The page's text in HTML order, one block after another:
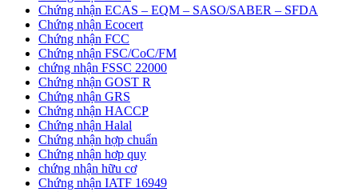
Chứng nhận ECAS – EQM – SASO/SABER – SFDA
Chứng nhận Ecocert
Chứng nhận FCC
Chứng nhận FSC/CoC/FM
chứng nhận FSSC 22000
Chứng nhận GOST R
Chứng nhận GRS
Chứng nhận HACCP
Chứng nhận Halal
Chứng nhận hợp chuẩn
Chứng nhận hơp quy
chứng nhận hữu cơ
Chứng nhận IATF 16949